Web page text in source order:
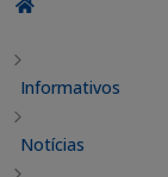
Informativos
Notícias